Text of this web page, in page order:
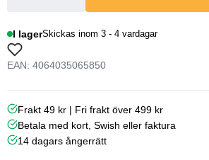
I lagerSkickas inom 3 - 4 vardagar
EAN: 4064035065850
Frakt 49 kr | Fri frakt över 499 kr
Betala med kort, Swish eller faktura
14 dagars ångerrätt